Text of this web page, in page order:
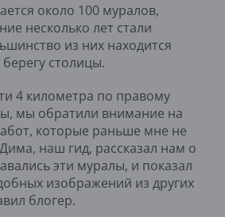
около 100 муралов,
несколько лет стали
из них находится
столицы.
4 километра по правому
мы обратили внимание на
которые раньше мне не
наш гид, рассказал нам о
эти муралы, и показал
изображений из других
блогер.